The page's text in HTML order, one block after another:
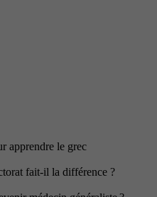
apprendre le grec
fait-il la différence ?